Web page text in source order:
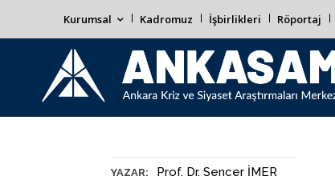
Kurumsal Kadromuz İşbirlikleri Röportaj
YAZAR: Prof. Dr. Sencer İMER